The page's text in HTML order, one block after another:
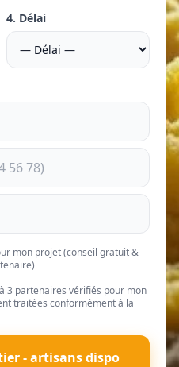
4. Délai
mon projet (conseil gratuit &
3 partenaires vérifiés pour mon
traitées conformément à la
- artisans dispo